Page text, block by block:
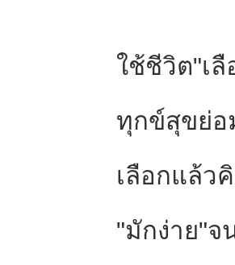
ใช้ชีวิต"เลื
ทุกข์สุขย่อ
เลือกแล้ว
"มักง่าย"จ